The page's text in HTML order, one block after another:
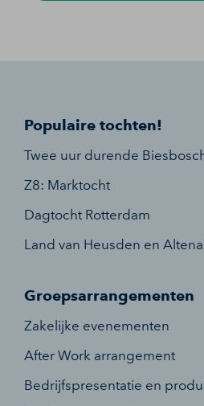
Populaire tochten!
Twee uur durende
Z8: Marktocht
Dagtocht Rotterdam
Land van Heusden en Altena
Groepsarrangementen
Zakelijke evenementen
After Work arrangement
Bedrijfspresentatie en